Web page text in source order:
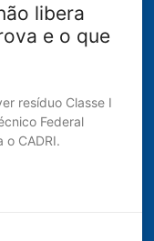
libera
e o que
resíduo Classe I
Federal
CADRI.